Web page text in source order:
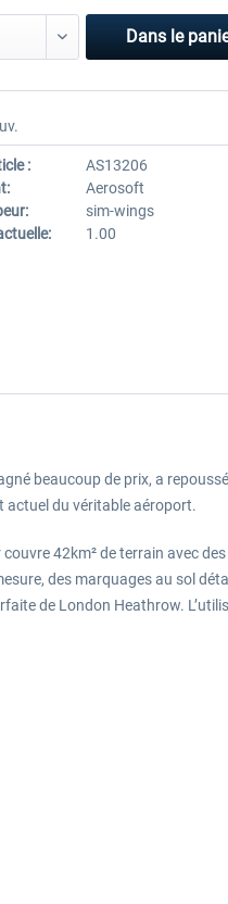
Dans le
:
AS13206
Aerosoft
sim-wings
1.00
beaucoup de prix, a
actuel du véritable aéroport.
42km² de terrain avec
des marquages au sol
de London Heathrow.